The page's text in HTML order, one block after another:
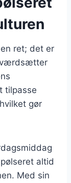
ret; det er
værdsætter
tilpasse
gør
altid
Med sin